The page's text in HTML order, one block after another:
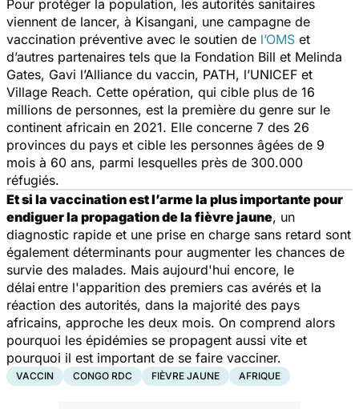
Pour protéger la population, les autorités sanitaires
viennent de lancer, à Kisangani, une campagne de
vaccination préventive avec le soutien de l’OMS et
d’autres partenaires tels que la Fondation Bill et Melinda
Gates, Gavi l’Alliance du vaccin, PATH, l’UNICEF et
Village Reach. Cette opération, qui cible plus de 16
millions de personnes, est la première du genre sur le
continent africain en 2021. Elle concerne 7 des 26
provinces du pays et cible les personnes âgées de 9
mois à 60 ans, parmi lesquelles près de 300.000
réfugiés.
Et si la vaccination est l’arme la plus importante pour
endiguer la propagation de la fièvre jaune, un
diagnostic rapide et une prise en charge sans retard sont
également déterminants pour augmenter les chances de
survie des malades. Mais aujourd'hui encore, le
délai entre l'apparition des premiers cas avérés et la
réaction des autorités, dans la majorité des pays
africains, approche les deux mois. On comprend alors
pourquoi les épidémies se propagent aussi vite et
pourquoi il est important de se faire vacciner.
VACCIN CONGO RDC FIÈVRE JAUNE AFRIQUE